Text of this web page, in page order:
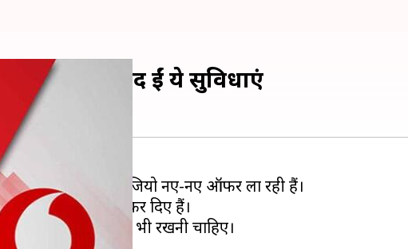
हुए लॉन्च, बंद हुईं ये सुविधाएं
आइडिया और जियो नए-नए ऑफर ला रही हैं।
कुछ प्लान्स बंद भी कर दिए हैं।
की जानकारी भी रखनी चाहिए।